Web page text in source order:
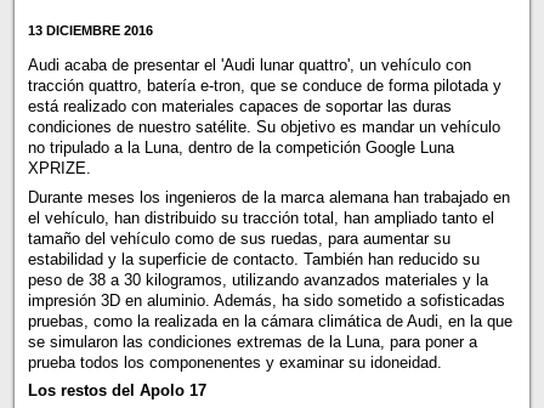
13 DICIEMBRE 2016
Audi acaba de presentar el 'Audi lunar quattro', un vehículo con
tracción quattro, batería e-tron, que se conduce de forma pilotada y
está realizado con materiales capaces de soportar las duras
condiciones de nuestro satélite. Su objetivo es mandar un vehículo
no tripulado a la Luna, dentro de la competición Google Luna
XPRIZE.
Durante meses los ingenieros de la marca alemana han trabajado en
el vehículo, han distribuido su tracción total, han ampliado tanto el
tamaño del vehículo como de sus ruedas, para aumentar su
estabilidad y la superficie de contacto. También han reducido su
peso de 38 a 30 kilogramos, utilizando avanzados materiales y la
impresión 3D en aluminio. Además, ha sido sometido a sofisticadas
pruebas, como la realizada en la cámara climática de Audi, en la que
se simularon las condiciones extremas de la Luna, para poner a
prueba todos los componenentes y examinar su idoneidad.
Los restos del Apolo 17